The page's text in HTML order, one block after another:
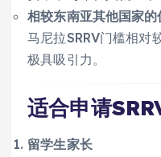
相较东南亚其他国家的
马尼拉SRRV门槛相对
极具吸引力。
适合申请
留学生家长